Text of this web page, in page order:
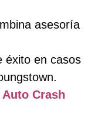
asesoría
éxito en casos
Auto Crash